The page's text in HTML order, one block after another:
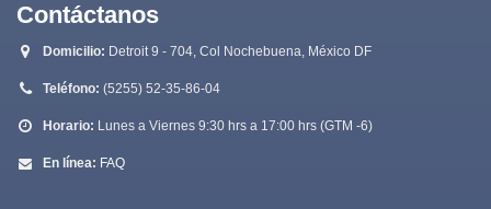
Contáctanos
Domicilio: Detroit 9 - 704, Col Nochebuena, México DF
Teléfono: (5255) 52-35-86-04
Horario: Lunes a Viernes 9:30 hrs a 17:00 hrs (GTM -6)
En línea: FAQ